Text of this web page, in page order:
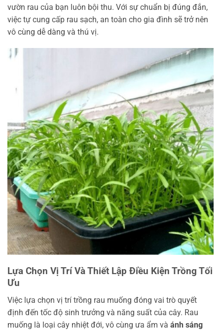
vườn rau của bạn luôn bội thu. Với sự chuẩn bị đúng đắn,
việc tự cung cấp rau sạch, an toàn cho gia đình sẽ trở nên
vô cùng dễ dàng và thú vị.
Lựa Chọn Vị Trí Và Thiết Lập Điều Kiện Trồng Tối
Ưu
Việc lựa chọn vị trí trồng rau muống đóng vai trò quyết
định đến tốc độ sinh trưởng và năng suất của cây. Rau
muống là loại cây nhiệt đới, vô cùng ưa ẩm và ánh sáng